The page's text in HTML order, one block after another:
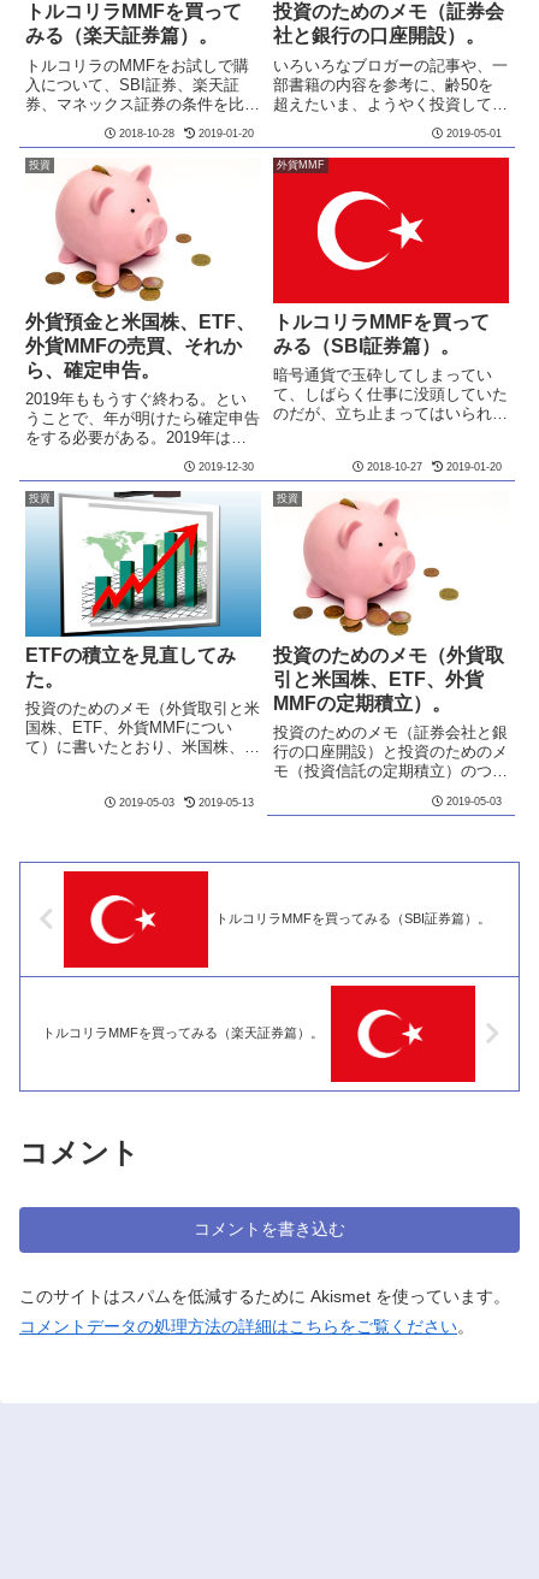
トルコリラMMFを買って
みる（楽天証券篇）。
トルコリラのMMFをお試しで購
入について、SBI証券、楽天証
券、マネックス証券の条件を比較
クス証券を紹介。今回は楽天証
券。お試しだとここが使いやすい
かな。日本円だと200円ちょっと
で買える。予めトルコリラを用...
2018-10-28 2019-01-20
投資のためのメモ（証券会
社と銀行の口座開設）。
いろいろなブロガーの記事や、一
部書籍の内容を参考に、齢50を
超えたいま、ようやく投資してい
はや手遅れかもしれませんが、や
らないより少しでも実行して、少
なげたいと思っている。もっと
2019-05-01
投資
外貨預金と米国株、ETF、
外貨MMFの売買、それか
ら、確定申告。
2019年ももうすぐ終わる。とい
うことで、年が明けたら確定申告
をする必要がある。2019年は、
いろいろ投資について試してみた
日々であった。資金はあまり育っ
ていないが、勉強はぼちぼちやっ
ている。外貨預金と米国株、
ETF、外貨MMFの売買につい...
2019-12-30
外貨MMF
トルコリラMMFを買って
みる（SBI証券篇）。
暗号通貨で玉砕してしまってい
て、しばらく仕事に没頭していた
のだが、立ち止まってはいられな
ら締め付けられていて厳しい状況
のようで、トルコリラがドル、対
日本円で暴落している状況のよう
2018-10-27 2019-01-20
投資
ETFの積立を見直してみ
た。
投資のためのメモ（外貨取引と米
国株、ETF、外貨MMFについ
て）に書いたとおり、米国株、債
う、値上がり益を大きく期待して
2019-05-03 2019-05-13
投資
投資のためのメモ（外貨取
引と米国株、ETF、外貨
MMFの定期積立）。
投資のためのメモ（証券会社と銀
行の口座開設）と投資のためのメ
モ（投資信託の定期積立）のつづ
について書いた。今回は外貨取引
いし、この記事はあくまで自分...
2019-05-03
トルコリラMMFを買ってみる（SBI証券篇）。
トルコリラMMFを買ってみる（楽天証券篇）。
コメント
コメントを書き込む
このサイトはスパムを低減するために Akismet を使っています。
コメントデータの処理方法の詳細はこちらをご覧ください。